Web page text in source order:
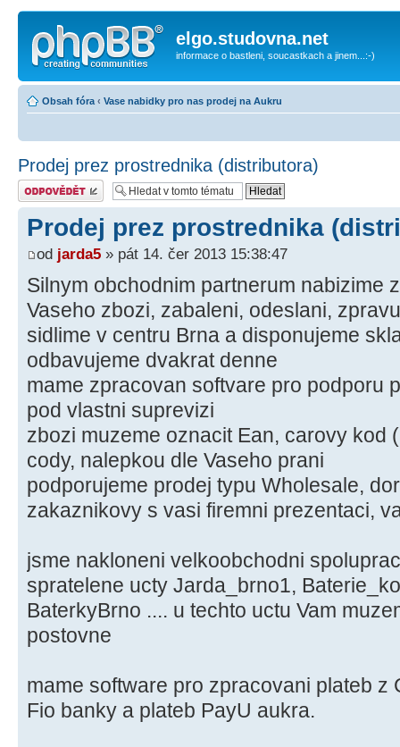
elgo.studovna.net
informace o bastleni, soucastkach a jinem...:-)
Obsah fóra ‹ Vase nabidky pro nas prodej na Aukru
Prodej prez prostrednika (distributora)
Odeslat odpověď
Prodej prez prostrednika
od jarda5 » pát 14. čer 2013 15:38:47
Silnym obchodnim partnerum nabizime
Vaseho zbozi, zabaleni, odeslani,
sidlime v centru Brna a disponujeme
odbavujeme dvakrat denne
mame zpracovan softvare pro podporu
pod vlastni suprevizi
zbozi muzeme oznacit Ean, carovy kod
cody, nalepkou dle Vaseho prani
podporujeme prodej typu Wholesale,
zakaznikovy s vasi firemni prezentaci,
jsme nakloneni velkoobchodni
spratelene ucty Jarda_brno1,
BaterkyBrno .... u techto uctu Vam
postovne
mame software pro zpracovani plateb z
Fio banky a plateb PayU aukra.